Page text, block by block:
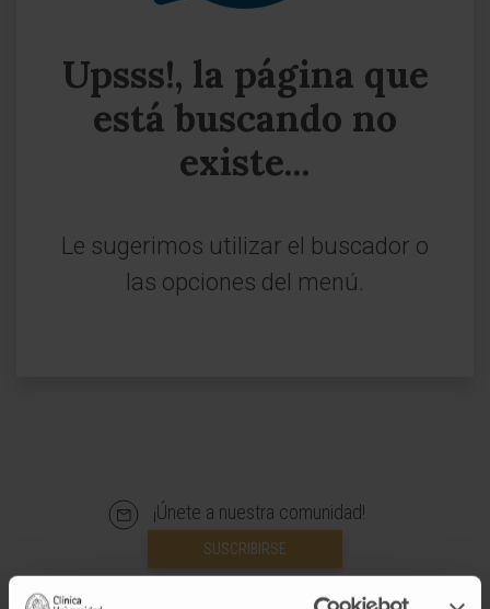
Upsss!, la página que
está buscando no
existe...
Le sugerimos utilizar el buscador o
las opciones del menú.
¡Únete a nuestra comunidad!
SUSCRIBIRSE